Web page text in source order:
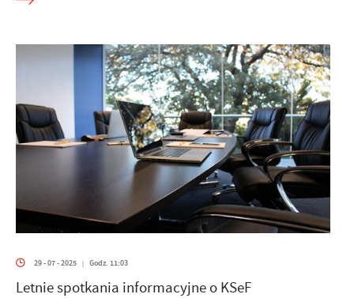
29 - 07 - 2025 | Godz. 11:03
Letnie spotkania informacyjne o KSeF